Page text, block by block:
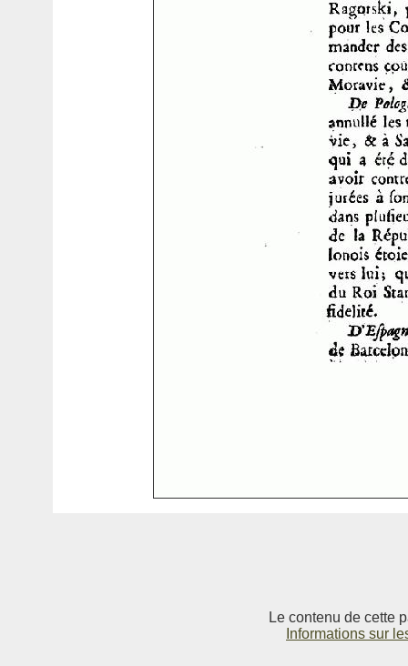
Le contenu de cette
Informations sur